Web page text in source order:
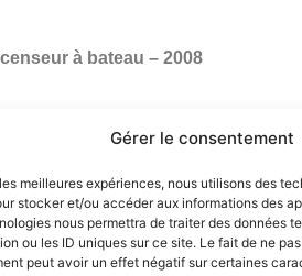
Gérer le consentement
meilleures expériences, nous utilisons des
stocker et/ou accéder aux informations des
nous permettra de traiter des données
ou les ID uniques sur ce site. Le fait de ne
peut avoir un effet négatif sur certaines
à bateau – 2008
F
I